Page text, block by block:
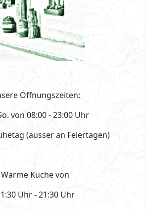
Öffnungszeiten:
von 08:00 - 23:00 Uhr
(ausser an Feiertagen)
Warme Küche von
Uhr - 21:30 Uhr